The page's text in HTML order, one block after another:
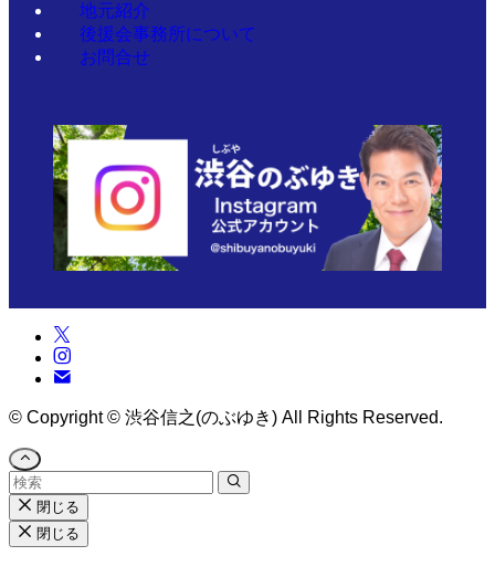
地元紹介
後援会事務所について
お問合せ
© Copyright © 渋谷信之(のぶゆき) All Rights Reserved.
閉じる
閉じる